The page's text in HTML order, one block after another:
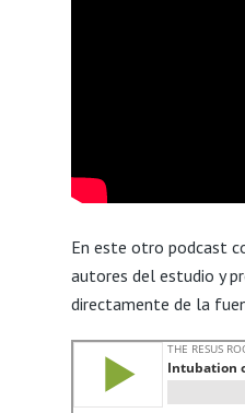
En este otro podcast
autores del estudio y
directamente de la